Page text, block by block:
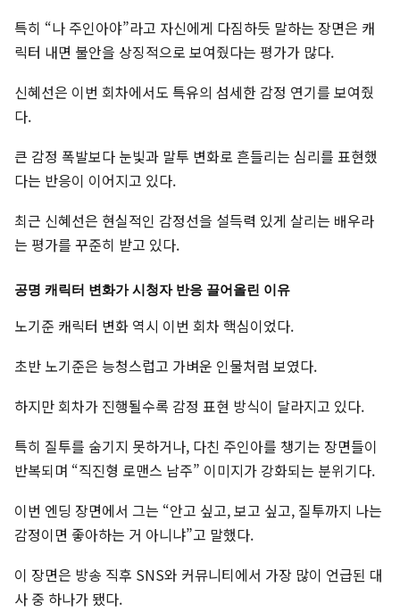
특히 “나 주인아야”라고 자신에게 다짐하듯 말하는 장면은 캐
릭터 내면 불안을 상징적으로 보여줬다는 평가가 많다.
신혜선은 이번 회차에서도 특유의 섬세한 감정 연기를 보여줬
다.
큰 감정 폭발보다 눈빛과 말투 변화로 흔들리는 심리를 표현했
다는 반응이 이어지고 있다.
최근 신혜선은 현실적인 감정선을 설득력 있게 살리는 배우라
는 평가를 꾸준히 받고 있다.
공명 캐릭터 변화가 시청자 반응 끌어올린 이유
노기준 캐릭터 변화 역시 이번 회차 핵심이었다.
초반 노기준은 능청스럽고 가벼운 인물처럼 보였다.
하지만 회차가 진행될수록 감정 표현 방식이 달라지고 있다.
특히 질투를 숨기지 못하거나, 다친 주인아를 챙기는 장면들이
반복되며 “직진형 로맨스 남주” 이미지가 강화되는 분위기다.
이번 엔딩 장면에서 그는 “안고 싶고, 보고 싶고, 질투까지 나는
감정이면 좋아하는 거 아니냐”고 말했다.
이 장면은 방송 직후 SNS와 커뮤니티에서 가장 많이 언급된 대
사 중 하나가 됐다.